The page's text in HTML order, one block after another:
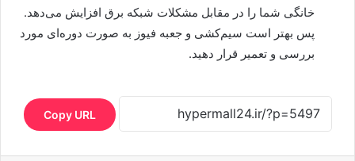
خانگی شما را در مقابل مشکلات شبکه برق افزایش می‌دهد.
پس بهتر است سیم‌کشی و جعبه فیوز به صورت دوره‌ای مورد
بررسی و تعمیر قرار دهید.
Copy URL